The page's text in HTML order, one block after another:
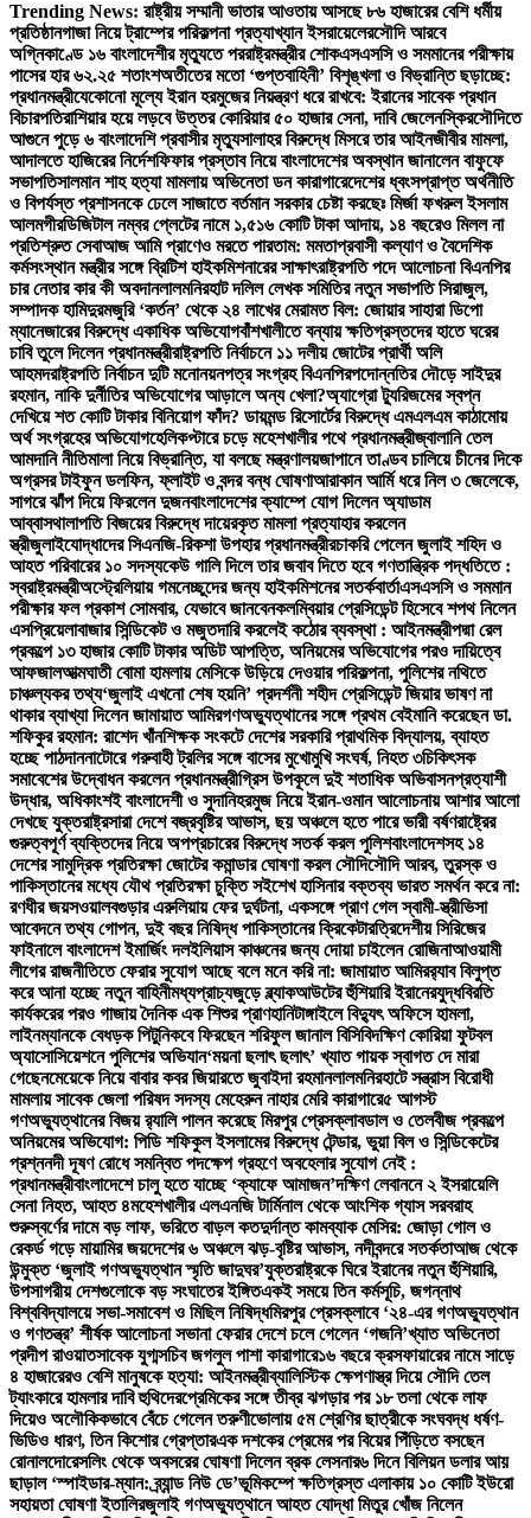
Trending News: রাষ্ট্রীয় সম্মানী ভাতার আওতায় আসছে ৮৬ হাজারের বেশি ধর্মীয়
প্রতিষ্ঠানগাজা নিয়ে ট্রাম্পের পরিকল্পনা প্রত্যাখ্যান ইসরায়েলেরসৌদি আরবে
অগ্নিকাণ্ডে ১৬ বাংলাদেশীর মৃত্যুতে পররাষ্ট্রমন্ত্রীর শোকএসএসসি ও সমমানের পরীক্ষায়
পাসের হার ৬২.২৫ শতাংশঅতীতের মতো ‘গুপ্তবাহিনী’ বিশৃঙ্খলা ও বিভ্রান্তি ছড়াচ্ছে:
প্রধানমন্ত্রীযেকোনো মূল্যে ইরান হরমুজের নিয়ন্ত্রণ ধরে রাখবে: ইরানের সাবেক প্রধান
বিচারপতিরাশিয়ার হয়ে লড়বে উত্তর কোরিয়ার ৫০ হাজার সেনা, দাবি জেলেনস্কিরসৌদিতে
আগুনে পুড়ে ৬ বাংলাদেশি প্রবাসীর মৃত্যুসালাহর বিরুদ্ধে মিসরে তার আইনজীবীর মামলা,
আদালতে হাজিরের নির্দেশফিফার প্রস্তাব নিয়ে বাংলাদেশের অবস্থান জানালেন বাফুফে
সভাপতিসালমান শাহ হত্যা মামলায় অভিনেতা ডন কারাগারেদেশের ধ্বংসপ্রাপ্ত অর্থনীতি
ও বিপর্যস্ত প্রশাসনকে ঢেলে সাজাতে বর্তমান সরকার চেষ্টা করছেঃ মির্জা ফখরুল ইসলাম
আলমগীরডিজিটাল নম্বর প্লেটের নামে ১,৫১৬ কোটি টাকা আদায়, ১৪ বছরেও মিলল না
প্রতিশ্রুত সেবাআজ আমি প্রাণেও মরতে পারতাম: মমতাপ্রবাসী কল্যাণ ও বৈদেশিক
কর্মসংস্থান মন্ত্রীর সঙ্গে ব্রিটিশ হাইকমিশনারের সাক্ষাৎরাষ্ট্রপতি পদে আলোচনা বিএনপির
চার নেতার কার কী অবদানলালমনিরহাট দলিল লেখক সমিতির নতুন সভাপতি সিরাজুল,
সম্পাদক হামিদুরমজুরি ‘কর্তন’ থেকে ২৪ লাখের মেরামত বিল: জোয়ার সাহারা ডিপো
ম্যানেজারের বিরুদ্ধে একাধিক অভিযোগবাঁশখালীতে বন্যায় ক্ষতিগ্রস্তদের হাতে ঘরের
চাবি তুলে দিলেন প্রধানমন্ত্রীরাষ্ট্রপতি নির্বাচনে ১১ দলীয় জোটের প্রার্থী অলি
আহমদরাষ্ট্রপতি নির্বাচন দুটি মনোনয়নপত্র সংগ্রহ বিএনপিরপদোন্নতির দৌড়ে সাইদুর
রহমান, নাকি দুর্নীতির অভিযোগের আড়ালে অন্য খেলা?অ্যাগ্রো ট্যুরিজমের স্বপ্ন
দেখিয়ে শত কোটি টাকার বিনিয়োগ ফাঁদ? ডায়মন্ড রিসোর্টের বিরুদ্ধে এমএলএম কাঠামোয়
অর্থ সংগ্রহের অভিযোগহেলিকপ্টারে চড়ে মহেশখালীর পথে প্রধানমন্ত্রীজ্বালানি তেল
আমদানি নীতিমালা নিয়ে বিভ্রান্তি, যা বলছে মন্ত্রণালয়জাপানে তাণ্ডব চালিয়ে চীনের দিকে
অগ্রসর টাইফুন ডলফিন, ফ্লাইট ও বন্দর বন্ধ ঘোষণাআরাকান আর্মি ধরে নিল ৩ জেলেকে,
সাগরে ঝাঁপ দিয়ে ফিরলেন দুজনবাংলাদেশের ক্যাম্পে যোগ দিলেন অ্যাডাম
আব্বাসথালাপতি বিজয়ের বিরুদ্ধে দায়েরকৃত মামলা প্রত্যাহার করলেন
স্ত্রীজুলাইযোদ্ধাদের সিএনজি-রিকশা উপহার প্রধানমন্ত্রীরচাকরি পেলেন জুলাই শহিদ ও
আহত পরিবারের ১০ সদস্যকেউ গালি দিলে তার জবাব দিতে হবে গণতান্ত্রিক পদ্ধতিতে :
স্বরাষ্ট্রমন্ত্রীঅস্ট্রেলিয়ায় গমনেচ্ছুদের জন্য হাইকমিশনের সতর্কবার্তাএসএসসি ও সমমান
পরীক্ষার ফল প্রকাশ সোমবার, যেভাবে জানবেনকলম্বিয়ার প্রেসিডেন্ট হিসেবে শপথ নিলেন
এসপ্রিয়েলাবাজার সিন্ডিকেট ও মজুতদারি করলেই কঠোর ব্যবস্থা : আইনমন্ত্রীপদ্মা রেল
প্রকল্পে ১৩ হাজার কোটি টাকার অডিট আপত্তি, অনিয়মের অভিযোগের পরও দায়িত্বে
আফজালআত্মঘাতী বোমা হামলায় মেসিকে উড়িয়ে দেওয়ার পরিকল্পনা, পুলিশের নথিতে
চাঞ্চল্যকর তথ্য‘জুলাই এখনো শেষ হয়নি’ প্রদর্শনী শহীদ প্রেসিডেন্ট জিয়ার ভাষণ না
থাকার ব্যাখ্যা দিলেন জামায়াত আমিরগণঅভ্যুত্থানের সঙ্গে প্রথম বেইমানি করেছেন ডা.
শফিকুর রহমান: রাশেদ খাঁনশিক্ষক সংকটে দেশের সরকারি প্রাথমিক বিদ্যালয়, ব্যাহত
হচ্ছে পাঠদাননাটোরে গরুবাহী ট্রলির সঙ্গে বাসের মুখোমুখি সংঘর্ষ, নিহত ৩চিকিৎসক
সমাবেশের উদ্বোধন করলেন প্রধানমন্ত্রীগ্রিস উপকূলে দুই শতাধিক অভিবাসনপ্রত্যাশী
উদ্ধার, অধিকাংশই বাংলাদেশী ও সুদানিহরমুজ নিয়ে ইরান-ওমান আলোচনায় আশার আলো
দেখছে যুক্তরাষ্ট্রসারা দেশে বজ্রবৃষ্টির আভাস, ছয় অঞ্চলে হতে পারে ভারী বর্ষণরাষ্ট্রের
গুরুত্বপূর্ণ ব্যক্তিদের নিয়ে অপপ্রচারের বিরুদ্ধে সতর্ক করল পুলিশবাংলাদেশসহ ১৪
দেশের সামুদ্রিক প্রতিরক্ষা জোটের কমান্ডার ঘোষণা করল সৌদিসৌদি আরব, তুরস্ক ও
পাকিস্তানের মধ্যে যৌথ প্রতিরক্ষা চুক্তি সইশেখ হাসিনার বক্তব্য ভারত সমর্থন করে না:
রণধীর জয়সওয়ালবগুড়ার এরুলিয়ায় ফের দুর্ঘটনা, একসঙ্গে প্রাণ গেল স্বামী-স্ত্রীভিসা
আবেদনে তথ্য গোপন, দুই বছর নিষিদ্ধ পাকিস্তানের ক্রিকেটারত্রিদেশীয় সিরিজের
ফাইনালে বাংলাদেশ ইমার্জিং দলইলিয়াস কাঞ্চনের জন্য দোয়া চাইলেন রোজিনাআওয়ামী
লীগের রাজনীতিতে ফেরার সুযোগ আছে বলে মনে করি না: জামায়াত আমিরর‍্যাব বিলুপ্ত
করে আনা হচ্ছে নতুন বাহিনীমধ্যপ্রাচ্যজুড়ে ব্ল্যাকআউটের হুঁশিয়ারি ইরানেরযুদ্ধবিরতি
কার্যকরের পরও গাজায় দৈনিক এক শিশুর প্রাণহানিটাঙ্গাইলে বিদ্যুৎ অফিসে হামলা,
লাইনম্যানকে বেধড়ক পিটুনিকবে ফিরছেন শরিফুল জানাল বিসিবিদক্ষিণ কোরিয়া ফুটবল
অ্যাসোসিয়েশনে পুলিশের অভিযান‘ময়না ছলাৎ ছলাৎ’ খ্যাত গায়ক স্বাগত দে মারা
গেছেনমেয়েকে নিয়ে বাবার কবর জিয়ারতে জুবাইদা রহমানলালমনিরহাটে সন্ত্রাস বিরোধী
মামলায় সাবেক জেলা পরিষদ সদস্য মেহেরুন নাহার মেরি কারাগারে৫ আগস্ট
গণঅভ্যুত্থানের বিজয় র‍্যালি পালন করেছে মিরপুর প্রেসক্লাবডাল ও তেলবীজ প্রকল্পে
অনিয়মের অভিযোগ: পিডি শফিকুল ইসলামের বিরুদ্ধে টেন্ডার, ভুয়া বিল ও সিন্ডিকেটের
প্রশ্ননদী দূষণ রোধে সমন্বিত পদক্ষেপ গ্রহণে অবহেলার সুযোগ নেই :
প্রধানমন্ত্রীবাংলাদেশে চালু হতে যাচ্ছে ‘ক্যাফে আমাজন’দক্ষিণ লেবাননে ২ ইসরায়েলি
সেনা নিহত, আহত ৪মহেশখালীর এলএনজি টার্মিনাল থেকে আংশিক গ্যাস সরবরাহ
শুরুস্বর্ণের দামে বড় লাফ, ভরিতে বাড়ল কতদুর্দান্ত কামব্যাক মেসির: জোড়া গোল ও
রেকর্ড গড়ে মায়ামির জয়দেশের ৬ অঞ্চলে ঝড়-বৃষ্টির আভাস, নদীবন্দরে সতর্কতাআজ থেকে
উন্মুক্ত ‘জুলাই গণঅভ্যুত্থান স্মৃতি জাদুঘর’যুক্তরাষ্ট্রকে ঘিরে ইরানের নতুন হুঁশিয়ারি,
উপসাগরীয় দেশগুলোকে বড় সংঘাতের ইঙ্গিতএকই সময়ে তিন কর্মসূচি, জগন্নাথ
বিশ্ববিদ্যালয়ে সভা-সমাবেশ ও মিছিল নিষিদ্ধমিরপুর প্রেসক্লাবে ‘২৪-এর গণঅভ্যুত্থান
ও গণতন্ত্র’ শীর্ষক আলোচনা সভানা ফেরার দেশে চলে গেলেন ‘গজনি’খ্যাত অভিনেতা
প্রদীপ রাওয়াতসাবেক যুগ্মসচিব জগলুল পাশা কারাগারে১৬ বছরে ক্রসফায়ারের নামে সাড়ে
৪ হাজারেরও বেশি মানুষকে হত্যা: আইনমন্ত্রীব্যালিস্টিক ক্ষেপণাস্ত্র দিয়ে সৌদি তেল
ট্যাংকারে হামলার দাবি হুথিদেরপ্রেমিকের সঙ্গে তীব্র ঝগড়ার পর ১৮ তলা থেকে লাফ
দিয়েও অলৌকিকভাবে বেঁচে গেলেন তরুণীভোলায় ৫ম শ্রেণির ছাত্রীকে সংঘবদ্ধ ধর্ষণ-
ভিডিও ধারণ, তিন কিশোর গ্রেপ্তারএক দশকের প্রেমের পর বিয়ের পিঁড়িতে বসছেন
রোনালদোরেসলিং থেকে অবসরের ঘোষণা দিলেন ব্রক লেসনার৬ দিনে বিলিয়ন ডলার আয়
ছাড়াল ‘স্পাইডার-ম্যান: ব্র্যান্ড নিউ ডে’ভূমিকম্পে ক্ষতিগ্রস্ত এলাকায় ১০ কোটি ইউরো
সহায়তা ঘোষণা ইতালিরজুলাই গণঅভ্যুত্থানে আহত যোদ্ধা মিতুর খোঁজ নিলেন